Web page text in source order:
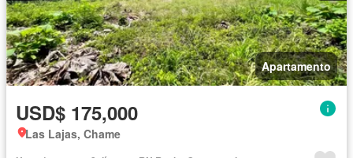
Apartamento
USD$ 175,000
Las Lajas, Chame